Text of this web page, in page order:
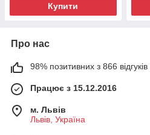
Купити
Про нас
98% позитивних з 866 відгуків
Працює з 15.12.2016
м. Львів
Львів, Україна